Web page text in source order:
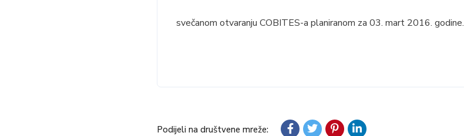
svečanom otvaranju COBITES-a planiranom za 03. mart 2016. godine.
Podijeli na društvene mreže: